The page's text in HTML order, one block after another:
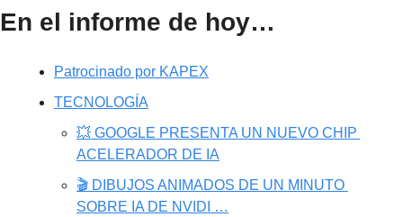
En el informe de hoy…
Patrocinado por KAPEX
TECNOLOGÍA
💥 GOOGLE PRESENTA UN NUEVO CHIP
ACELERADOR DE IA
🎬 DIBUJOS ANIMADOS DE UN MINUTO
SOBRE IA DE NVIDI …